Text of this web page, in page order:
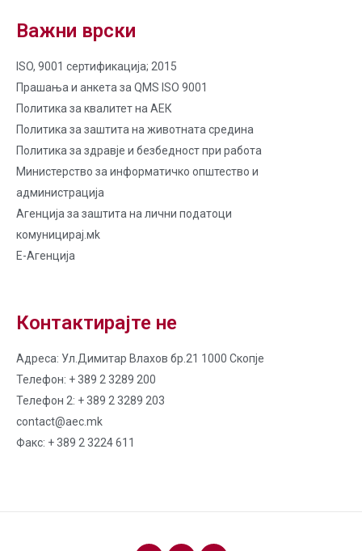
Важни врски
ISO, 9001 сертификација; 2015
Прашања и анкета за QMS ISO 9001
Политика за квалитет на AЕК
Политика за заштита на животната средина
Политика за здравје и безбедност при работа
Министерство за информатичко општество и
администрација
Агенција за заштита на лични податоци
комуницирај.мk
Е-Агенција
Контактирајте не
Адреса: Ул.Димитар Влахов бр.21 1000 Скопје
Телефон: + 389 2 3289 200
Телефон 2: + 389 2 3289 203
contact@aec.mk
Факс: + 389 2 3224 611